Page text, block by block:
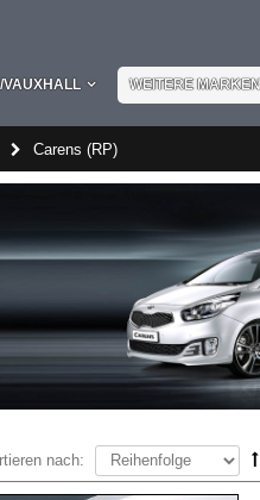
VAUXHALL WEITERE MARKEN
Carens (RP)
nach: